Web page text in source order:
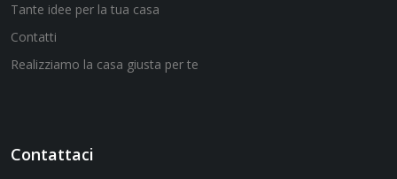
Tante idee per la tua casa
Contatti
Realizziamo la casa giusta per te
Contattaci